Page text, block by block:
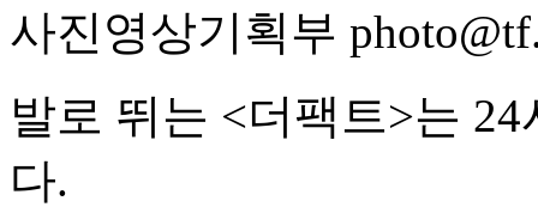
사진영상기획부
발로 뛰는 <더팩트>는
다.